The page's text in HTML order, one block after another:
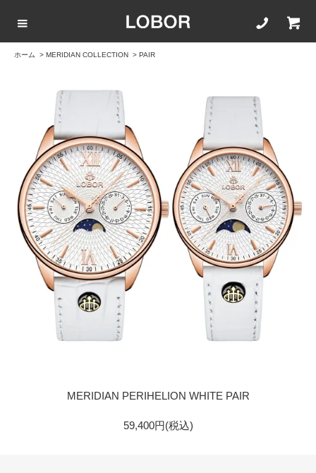
BROWN
WHITE
ROSEGOLD
BLUE
40mm
35mm
22mm
16mm
ホーム > MERIDIAN COLLECTION > PAIR
MERIDIAN PERIHELION WHITE PAIR
59,400円(税込)